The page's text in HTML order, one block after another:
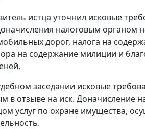
истца уточнил исковые
налоговым органом
дорог, налога на
на содержание милиции и
заседании исковые
отзыве на иск. Доначисление
услуг по охране имущества,